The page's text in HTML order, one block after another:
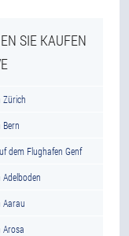
SIE KAUFEN
Zürich
Bern
dem Flughafen Genf
Aarau
Arosa